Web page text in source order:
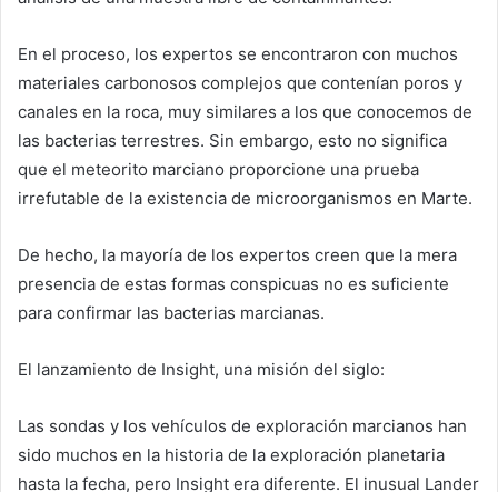
En el proceso, los expertos se encontraron con muchos
materiales carbonosos complejos que contenían poros y
canales en la roca, muy similares a los que conocemos de
las bacterias terrestres. Sin embargo, esto no significa
que el meteorito marciano proporcione una prueba
irrefutable de la existencia de microorganismos en Marte.
De hecho, la mayoría de los expertos creen que la mera
presencia de estas formas conspicuas no es suficiente
para confirmar las bacterias marcianas.
El lanzamiento de Insight, una misión del siglo:
Las sondas y los vehículos de exploración marcianos han
sido muchos en la historia de la exploración planetaria
hasta la fecha, pero Insight era diferente. El inusual Lander